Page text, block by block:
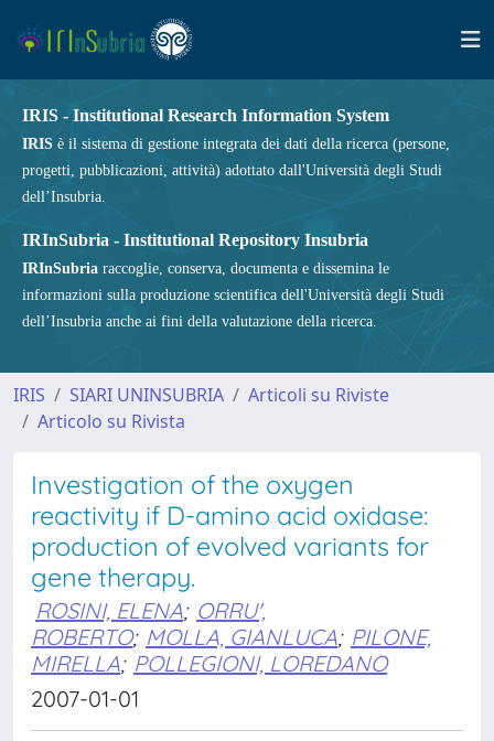
IRIS - Institutional Research Information System
IRIS è il sistema di gestione integrata dei dati della ricerca (persone,
progetti, pubblicazioni, attività) adottato dall'Università degli Studi
dell’Insubria.
IRInSubria - Institutional Repository Insubria
IRInSubria raccoglie, conserva, documenta e dissemina le
informazioni sulla produzione scientifica dell'Università degli Studi
dell’Insubria anche ai fini della valutazione della ricerca.
IRIS SIARI UNINSUBRIA
Articoli su Riviste
Articolo su Rivista
Investigation of the oxygen
reactivity if D-amino acid oxidase:
production of evolved variants for
gene therapy.
ROSINI, ELENA; ORRU',
ROBERTO; MOLLA, GIANLUCA; PILONE,
MIRELLA; POLLEGIONI, LOREDANO
2007-01-01